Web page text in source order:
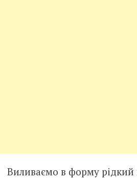
Виливаємо в форму рідкий